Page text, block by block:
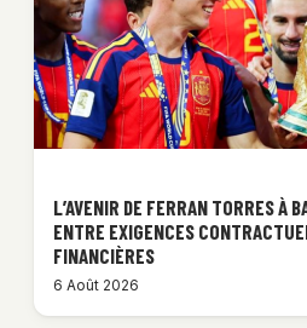
L’AVENIR DE FERRAN TORRES À
ENTRE EXIGENCES
FINANCIÈRES
6 Août 2026